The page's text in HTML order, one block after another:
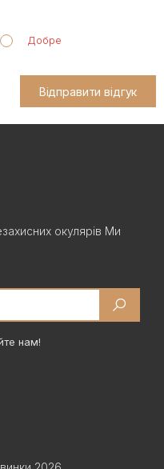
Добре
Відправити відгук
окулярів Ми
нам!